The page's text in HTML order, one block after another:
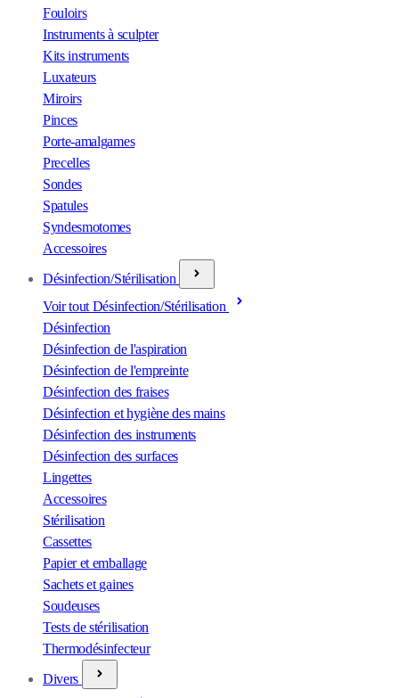
Fouloirs
Instruments à sculpter
Kits instruments
Luxateurs
Miroirs
Pinces
Porte-amalgames
Precelles
Sondes
Spatules
Syndesmotomes
Accessoires
Désinfection/Stérilisation
Voir tout Désinfection/Stérilisation
Désinfection
Désinfection de l'aspiration
Désinfection de l'empreinte
Désinfection des fraises
Désinfection et hygiène des mains
Désinfection des instruments
Désinfection des surfaces
Lingettes
Accessoires
Stérilisation
Cassettes
Papier et emballage
Sachets et gaines
Soudeuses
Tests de stérilisation
Thermodésinfecteur
Divers